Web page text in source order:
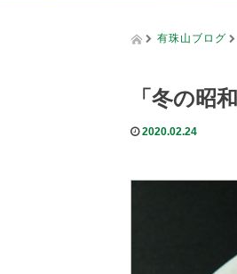
有珠山ブログ
「冬の昭
2020.02.24